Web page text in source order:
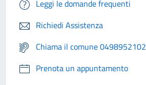
Leggi le domande frequenti
Richiedi Assistenza
Chiama il comune 0498952102
Prenota un appuntamento